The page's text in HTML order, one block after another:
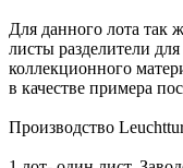
Для данного лота так
листы разделители
коллекционного
в качестве примера
Производство